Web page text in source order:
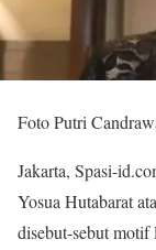
Foto Putri
Jakarta, Spasi-
Yosua Hutabarat
disebut-sebut motif